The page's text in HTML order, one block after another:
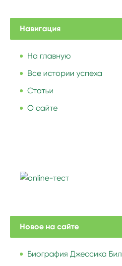
Навигация
На главную
Все истории успеха
Статьи
О сайте
Новое на сайте
Биография Джессика Бил